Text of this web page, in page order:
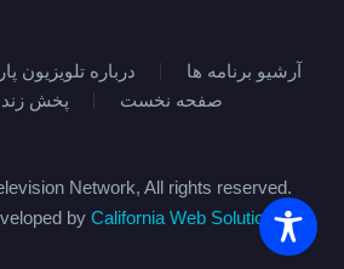
درباره تلویزیون
آرشیو برنامه ها
پخش
صفحه نخست
Network, All rights reserved.
by California Web Solutions